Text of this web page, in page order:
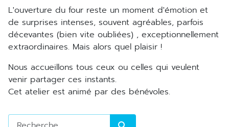
L'ouverture du four reste un moment d'émotion et
de surprises intenses, souvent agréables, parfois
décevantes (bien vite oubliées) , exceptionnellement
extraordinaires. Mais alors quel plaisir !
Nous accueillons tous ceux ou celles qui veulent
venir partager ces instants.
Cet atelier est animé par des bénévoles.
Rechercher